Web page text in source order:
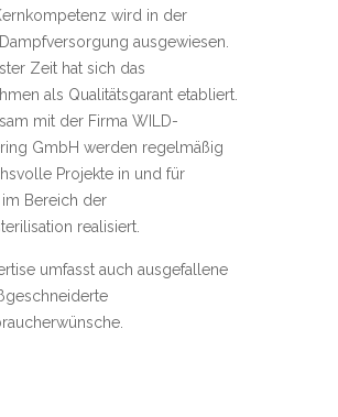
wird in der
ausgewiesen.
Zeit hat sich das
als Qualitätsgarant etabliert.
mit der Firma WILD-
GmbH werden regelmäßig
Projekte in und für
im Bereich der
realisiert.
umfasst auch ausgefallene